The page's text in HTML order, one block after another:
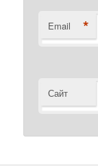
Email *
Сайт